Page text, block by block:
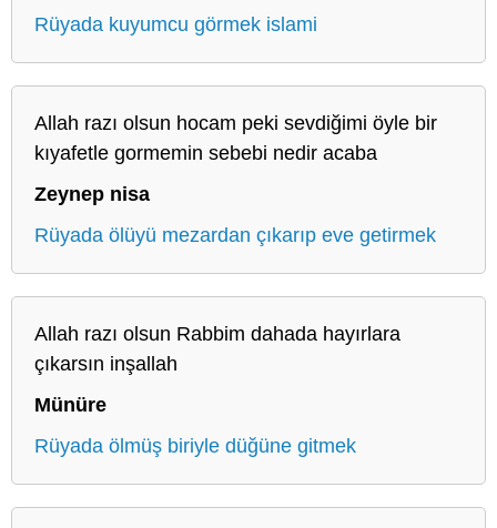
Rüyada kuyumcu görmek islami
Allah razı olsun hocam peki sevdiğimi öyle bir
kıyafetle gormemin sebebi nedir acaba
Zeynep nisa
Rüyada ölüyü mezardan çıkarıp eve getirmek
Allah razı olsun Rabbim dahada hayırlara
çıkarsın inşallah
Münüre
Rüyada ölmüş biriyle düğüne gitmek